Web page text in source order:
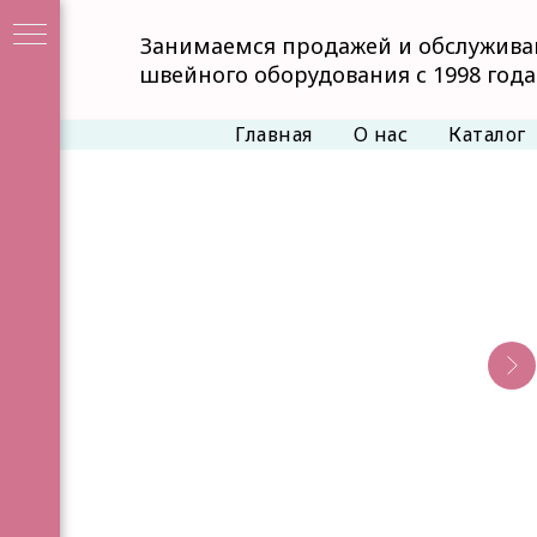
Занимаемся продажей и
швейного оборудования с 1998
Главная О нас Каталог